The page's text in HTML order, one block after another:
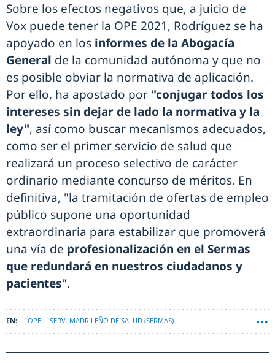
Sobre los efectos negativos que, a juicio de
Vox puede tener la OPE 2021, Rodríguez se ha
apoyado en los informes de la Abogacía
General de la comunidad autónoma y que no
es posible obviar la normativa de aplicación.
Por ello, ha apostado por "conjugar todos los
intereses sin dejar de lado la normativa y la
ley", así como buscar mecanismos adecuados,
como ser el primer servicio de salud que
realizará un proceso selectivo de carácter
ordinario mediante concurso de méritos. En
definitiva, "la tramitación de ofertas de empleo
público supone una oportunidad
extraordinaria para estabilizar que promoverá
una vía de profesionalización en el Sermas
que redundará en nuestros ciudadanos y
pacientes".
OPE SERV. MADRILEÑO DE SALUD (SERMAS)